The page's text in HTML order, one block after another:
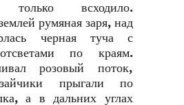
только всходило.
румяная заря, над
черная туча с
по краям.
розовый поток,
прыгали по
а в дальних углах